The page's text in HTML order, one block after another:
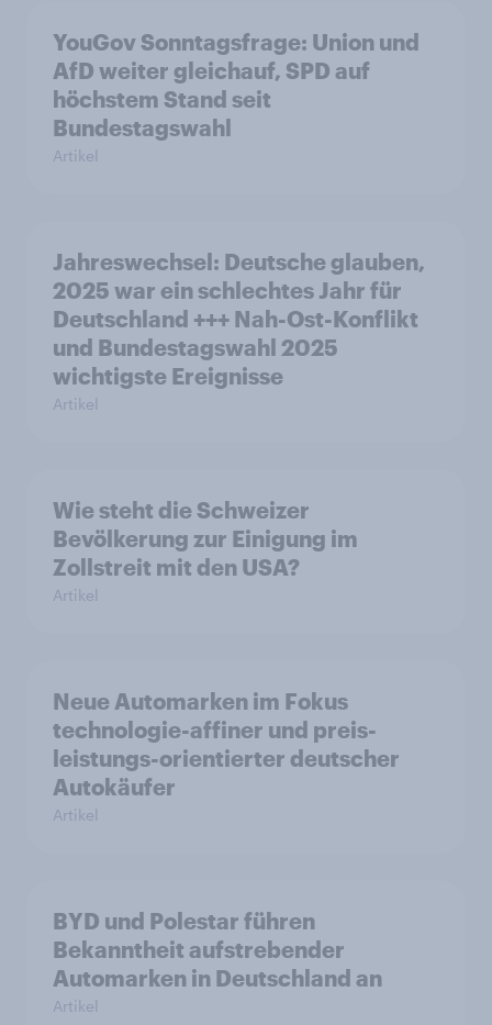
YouGov Sonntagsfrage: Union und
AfD weiter gleichauf, SPD auf
höchstem Stand seit
Bundestagswahl
Artikel
Jahreswechsel: Deutsche glauben,
2025 war ein schlechtes Jahr für
Deutschland +++ Nah-Ost-Konflikt
und Bundestagswahl 2025
wichtigste Ereignisse
Artikel
Wie steht die Schweizer
Bevölkerung zur Einigung im
Zollstreit mit den USA?
Artikel
Neue Automarken im Fokus
technologie-affiner und preis-
leistungs-orientierter deutscher
Autokäufer
Artikel
BYD und Polestar führen
Bekanntheit aufstrebender
Automarken in Deutschland an
Artikel